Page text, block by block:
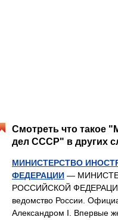
Смотреть что такое
дел СССР" в других
МИНИСТЕРСТВО
ФЕДЕРАЦИИ —
РОССИЙСКОЙ
ведомство России.
Александром I. Впервые